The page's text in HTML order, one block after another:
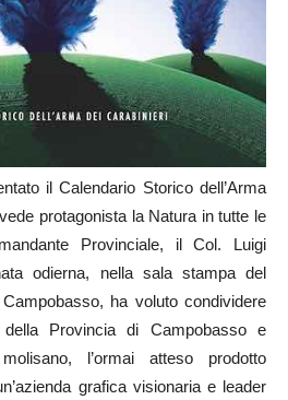
il Calendario Storico dell’Arma
protagonista la Natura in tutte le
Provinciale, il Col. Luigi
odierna, nella sala stampa del
ha voluto condividere
Provincia di Campobasso e
l’ormai atteso prodotto
grafica visionaria e leader